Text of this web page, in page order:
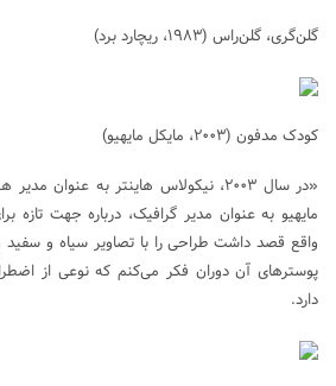
گلن‌گری، گلن‌راس (۱۹۸۳، ریچارد برد)
کودک مدفون (۲۰۰۳، مایکل مایهیو)
«در سال ۲۰۰۳، نیکولاس هاینتر به
مایهیو به عنوان مدیر گرافیک، درباره جهت تازه
واقع قصد داشت طراحی را با تصاویر سیاه و سفید
پوسترهای آن دوران فکر می‌کنم که نوعی از اضطرار
دارد.